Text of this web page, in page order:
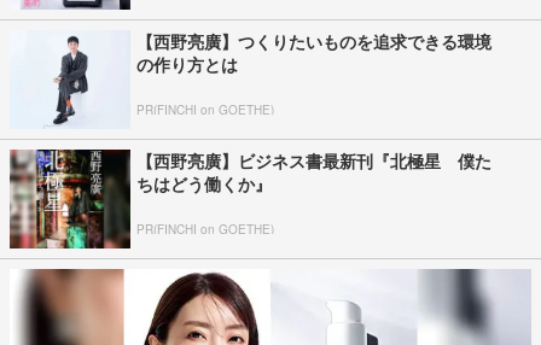
【西野亮廣】つくりたいものを追求できる環境
の作り方とは
PR(FINCHI on GOETHE)
【西野亮廣】ビジネス書最新刊『北極星 僕た
ちはどう働くか』
PR(FINCHI on GOETHE)